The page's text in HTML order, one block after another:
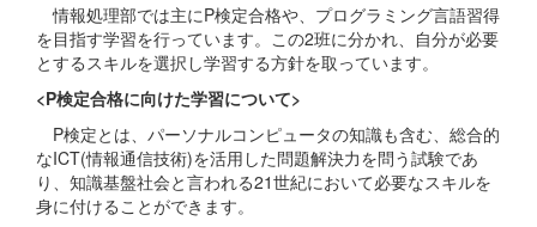
情報処理部では主にP検定合格や、プログラミング言語習得
を目指す学習を行っています。この2班に分かれ、自分が必要
とするスキルを選択し学習する方針を取っています。
<P検定合格に向けた学習について>
P検定とは、パーソナルコンピュータの知識も含む、総合的
なICT(情報通信技術)を活用した問題解決力を問う試験であ
り、知識基盤社会と言われる21世紀において必要なスキルを
身に付けることができます。